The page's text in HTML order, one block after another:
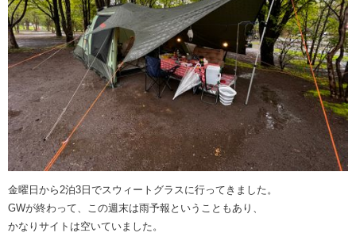
金曜日から2泊3日でスウィートグラスに行ってきました。
GWが終わって、この週末は雨予報ということもあり、
かなりサイトは空いていました。